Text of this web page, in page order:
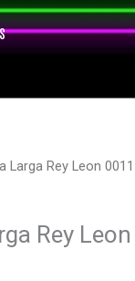
Larga Rey Leon 0011
Rey